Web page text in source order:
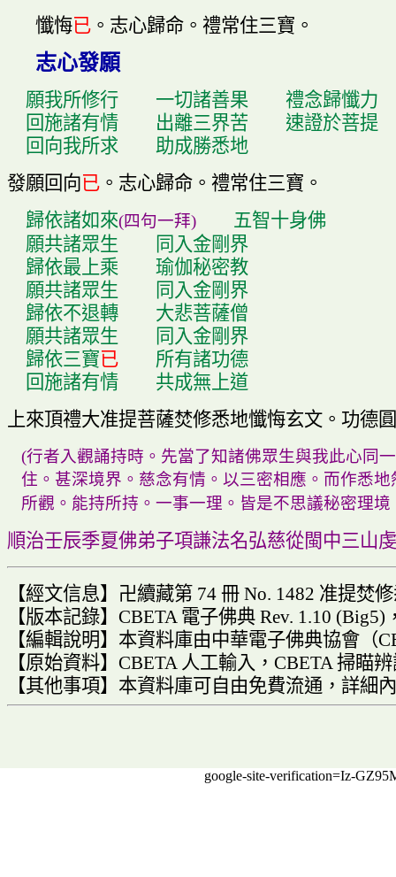
懺悔已。 志心歸命。 禮常住三寶 。
志心發願
願我所修行 一切諸善果
禮念歸懺力
回施諸有情
出離三界苦
速證於菩提
回向我所求
助成勝悉地
發願回向已。 志心歸命。 禮常住三寶 。
歸依諸如來(四句一拜)
五智十身佛
願共諸眾生
同入金剛界
歸依最上乘
瑜伽秘密教
願共諸眾生
同入金剛界
歸依不退轉
大悲菩薩僧
願共諸眾生
同入金剛界
歸依三寶已
所有諸功德
回施諸有情
共成無上道
上來頂禮大准提菩薩焚修悉地懺悔玄文。 功德
(行者入觀誦持時 。 先當了知諸佛眾生與我此心同
住 。 甚深境界 。 慈念有情 。 以三密相應 。 而作悉地
所觀 。 能持所持 。 一事一理 。 皆是不思議秘密理境
順治壬辰季夏佛弟子項謙法名弘慈從閩中三山
【經文信息】 卍續藏第74 冊No. 1482 准提焚
【版本記錄】 CBETA 電子佛典Rev. 1.10 (Big5)
【編輯說明】 本資料庫由中華電子佛典協會（
【原始資料】 CBETA 人工輸入 ， CBETA掃瞄辨
【其他事項】 本資料庫可自由免費流通 ， 詳細
google-site-verification=Iz-